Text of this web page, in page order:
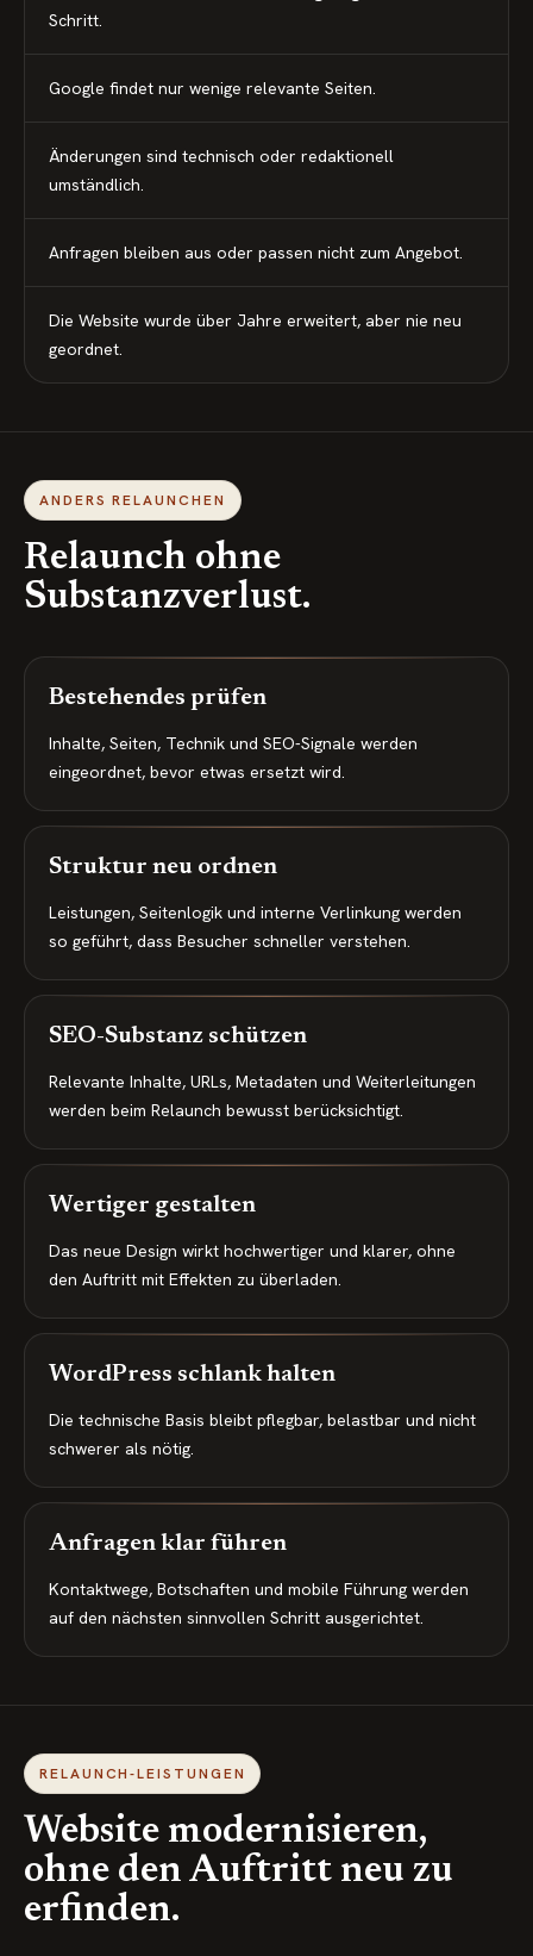
Schritt.
Google findet nur wenige relevante Seiten.
Änderungen sind technisch oder redaktionell
umständlich.
Anfragen bleiben aus oder passen nicht zum Angebot.
Die Website wurde über Jahre erweitert, aber nie neu
geordnet.
ANDERS RELAUNCHEN
Relaunch ohne
Substanzverlust.
Bestehendes prüfen
Inhalte, Seiten, Technik und SEO-Signale werden
eingeordnet, bevor etwas ersetzt wird.
Struktur neu ordnen
Leistungen, Seitenlogik und interne Verlinkung werden
so geführt, dass Besucher schneller verstehen.
SEO-Substanz schützen
Relevante Inhalte, URLs, Metadaten und Weiterleitungen
werden beim Relaunch bewusst berücksichtigt.
Wertiger gestalten
Das neue Design wirkt hochwertiger und klarer, ohne
den Auftritt mit Effekten zu überladen.
WordPress schlank halten
Die technische Basis bleibt pflegbar, belastbar und nicht
schwerer als nötig.
Anfragen klar führen
Kontaktwege, Botschaften und mobile Führung werden
auf den nächsten sinnvollen Schritt ausgerichtet.
RELAUNCH-LEISTUNGEN
Website modernisieren,
ohne den Auftritt neu zu
erfinden.